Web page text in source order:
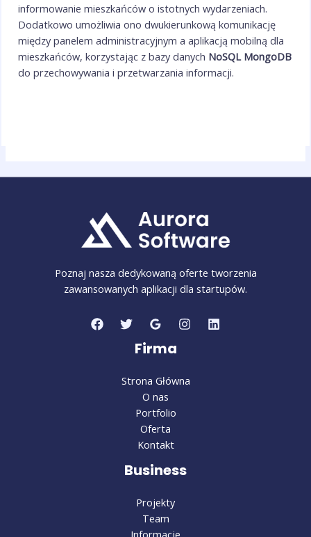
informowanie mieszkańców o istotnych wydarzeniach.
Dodatkowo umożliwia ono dwukierunkową komunikację
między panelem administracyjnym a aplikacją mobilną dla
mieszkańców, korzystając z bazy danych NoSQL MongoDB
do przechowywania i przetwarzania informacji.
Poznaj nasza dedykowaną oferte tworzenia
zawansowanych aplikacji dla startupów.
Firma
Strona Główna
O nas
Portfolio
Oferta
Kontakt
Business
Projekty
Team
Informacje